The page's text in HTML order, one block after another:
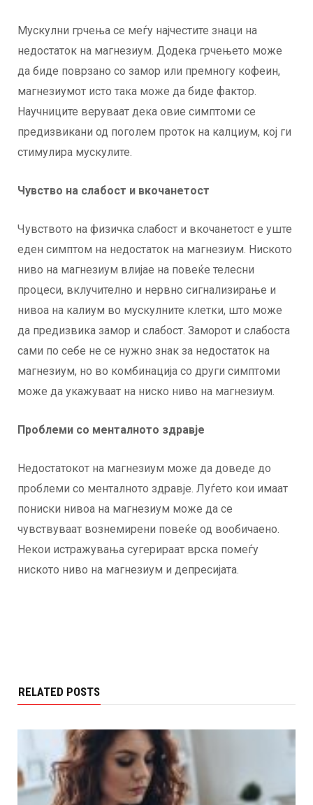
Мускулни грчења се меѓу најчестите знаци на
недостаток на магнезиум. Додека грчењето може
да биде поврзано со замор или премногу кофеин,
магнезиумот исто така може да биде фактор.
Научниците веруваат дека овие симптоми се
предизвикани од поголем проток на калциум, кој ги
стимулира мускулите.
Чувство на слабост и вкочанетост
Чувството на физичка слабост и вкочанетост е уште
еден симптом на недостаток на магнезиум. Ниското
ниво на магнезиум влијае на повеќе телесни
процеси, вклучително и нервно сигнализирање и
нивоа на калиум во мускулните клетки, што може
да предизвика замор и слабост. Заморот и слабоста
сами по себе не се нужно знак за недостаток на
магнезиум, но во комбинација со други симптоми
може да укажуваат на ниско ниво на магнезиум.
Проблеми со менталното здравје
Недостатокот на магнезиум може да доведе до
проблеми со менталното здравје. Луѓето кои имаат
пониски нивоа на магнезиум може да се
чувствуваат вознемирени повеќе од вообичаено.
Некои истражувања сугерираат врска помеѓу
ниското ниво на магнезиум и депресијата.
RELATED POSTS